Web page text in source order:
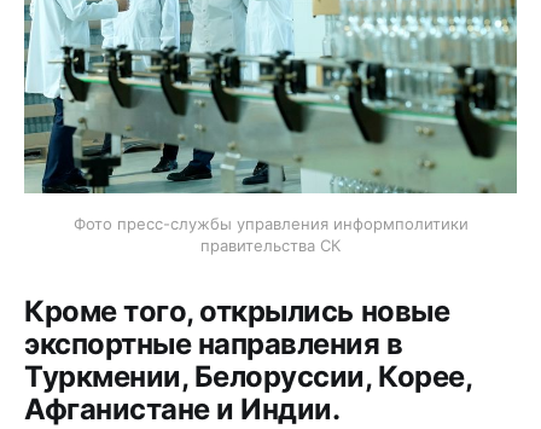
Фото пресс-службы управления информполитики
правительства СК
Кроме того, открылись новые
экспортные направления в
Туркмении, Белоруссии, Корее,
Афганистане и Индии.